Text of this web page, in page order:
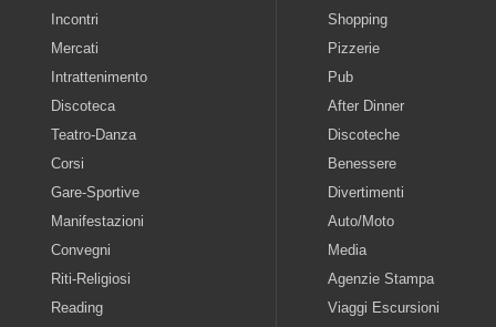
Incontri
Mercati
Intrattenimento
Discoteca
Teatro-Danza
Corsi
Gare-Sportive
Manifestazioni
Convegni
Riti-Religiosi
Reading
Shopping
Pizzerie
Pub
After Dinner
Discoteche
Benessere
Divertimenti
Auto/Moto
Media
Agenzie Stampa
Viaggi Escursioni